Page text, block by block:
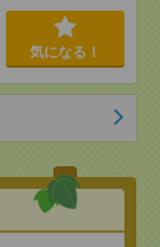
気になる！